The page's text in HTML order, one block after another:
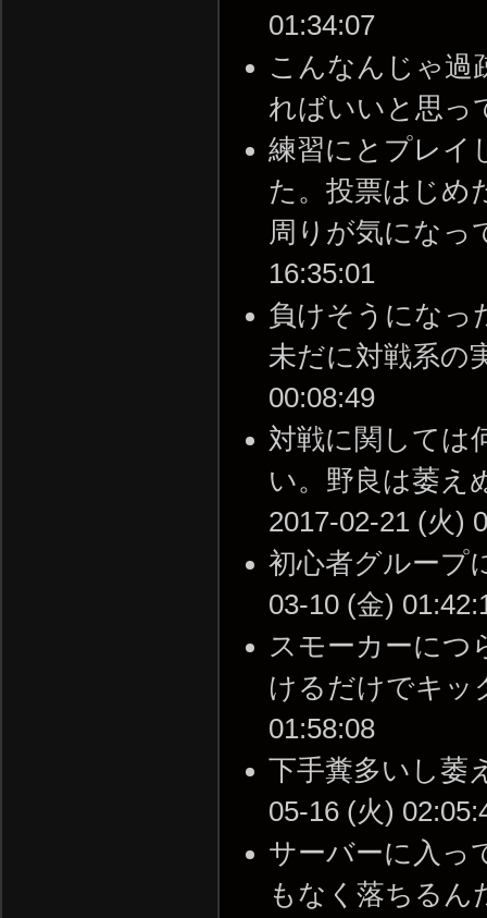
01:34:07
こんなんじゃ過
ればいいと思っ
練習にとプレイ
た。投票はじ
周りが気になっ
16:35:01
負けそうになっ
未だに対戦系の
00:08:49
対戦に関しては
い。野良は萎え
2017-02-21 (火)
初心者グループ
03-10 (金)
スモーカーにつ
けるだけでキッ
01:58:08
下手糞多いし萎
05-16 (火)
サーバーに入っ
もなく落ちるん